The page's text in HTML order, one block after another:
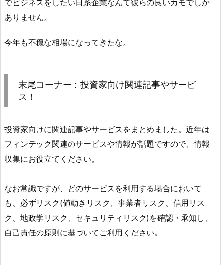
でビジネスをしたい日系企業なんて彼らの良いカモでしか
ありません。
今年も不穏な相場になってきたな。
末尾コーナー：投資家向け関連記事やサービ
ス！
投資家向けに関連記事やサービスをまとめました。近年は
フィンテック関連のサービスや情報が話題ですので、情報
収集にお役立てください。
なお常識ですが、どのサービスを利用する場合において
も、必ずリスク(値動きリスク、事業者リスク、信用リス
ク、地政学リスク、セキュリティリスク)を確認・承知し、
自己責任の原則に基づいてご利用ください。